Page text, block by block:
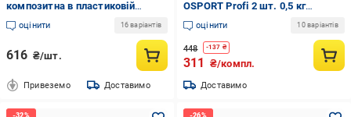
композитна в пластиковій
оболонці 5,5 кг
оцінити 16 варіантів
616 ₴/шт.
Привеземо Доставимо
OSPORT Profi 2 шт. 0,5 кг
Фіолетовий (OF-0200)
оцінити 10 варіантів
448 -137 ₴
311 ₴/компл.
Доставимо